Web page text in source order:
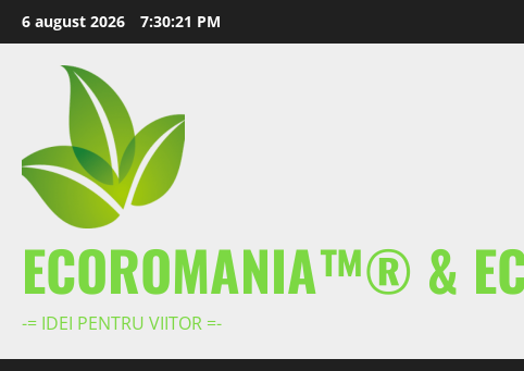
Skip
to
content
6 august 2026 7:30:23 PM
ECOROMANIA™® &
-= IDEI PENTRU VIITOR =-